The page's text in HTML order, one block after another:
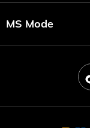
MS Mode